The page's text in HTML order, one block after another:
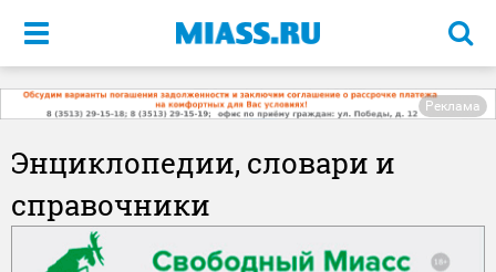
Меню
Реклама
Энциклопедии, словари и
справочники